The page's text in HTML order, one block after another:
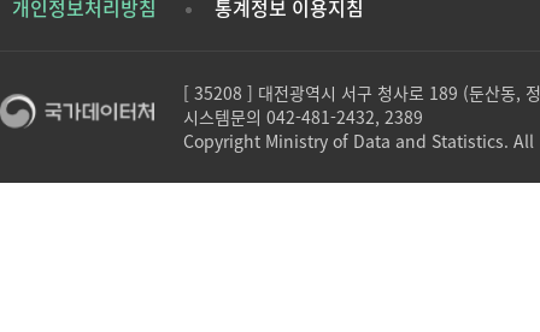
개인정보처리방침 통계정보 이용지침
[ 35208 ] 대전광역시 서구 청사로 189 (둔산동,
시스템문의 042-481-2432, 2389
Copyright Ministry of Data and Statistics.